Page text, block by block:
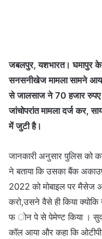
जबलपुर, यशभारत। घमापुर के
सनसनीखेज मामला सामने
से जालसाज ने 70 हजार रुपए
जांचोपरांत मामला दर्ज कर,
में जुटी है।
जानकारी अनुसार पुलिस को
ने बताया कि उसका बैंक
2022 को मोबाइल पर मैसेज
करो,उसने वैसे ही किया
फ ोन पे से पेमेण्ट किया ।
कॉल आया और कहा कि